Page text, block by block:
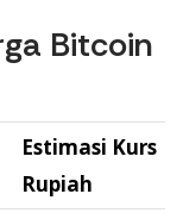
Bitcoin
Estimasi Kurs
Rupiah